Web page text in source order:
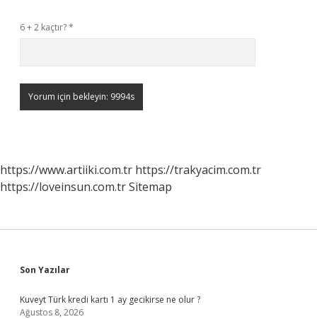
6 + 2 kaçtır?*
https://www.artiiki.com.tr https://trakyacim.com.tr
https://loveinsun.com.trSitemap
Sidebar
Son Yazılar
Kuveyt Türk kredi kartı 1 ay gecikirse ne olur ?
Ağustos 8, 2026